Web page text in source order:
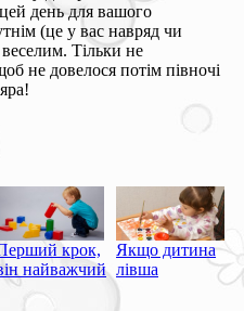
день для вашого
(це у вас навряд чи
веселим. Тільки не
не довелося потім півночі
крок,
найважчий
Якщо дитина
лівша